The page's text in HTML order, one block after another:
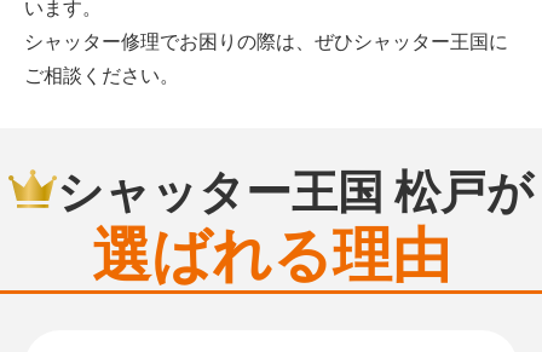
います。
シャッター修理でお困りの際は、ぜひシャッター王国に
ご相談ください。
シャッター王国 松戸が
選ばれる理由